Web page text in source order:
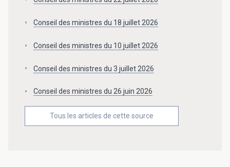
Conseil des ministres du 18 juillet 2026
Conseil des ministres du 10 juillet 2026
Conseil des ministres du 3 juillet 2026
Conseil des ministres du 26 juin 2026
Tous les articles de cette source